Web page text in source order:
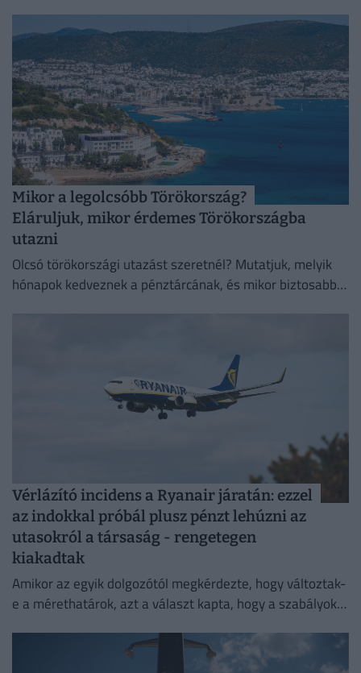
Mikor a legolcsóbb Törökország?
Eláruljuk, mikor érdemes Törökországba
utazni
Olcsó törökországi utazást szeretnél? Mutatjuk, melyik
hónapok kedveznek a pénztárcának, és mikor biztosabb a
Vérlázító incidens a Ryanair járatán: ezzel
az indokkal próbál plusz pénzt lehúzni az
utasokról a társaság - rengetegen
kiakadtak
Amikor az egyik dolgozótól megkérdezte, hogy változtak-
e a mérethatárok, azt a választ kapta, hogy a szabályok